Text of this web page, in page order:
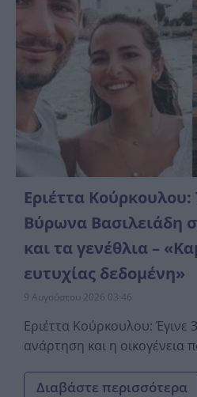
Εριέττα Κούρκουλου:
Βύρωνα Βασιλειάδη
και τα γενέθλια –
ευτυχίας δεδομένη»
9 Αυγούστου 2026 03:46
Εριέττα Κούρκουλου: Έγινε
ανάρτηση και η οικογένεια
Διαβάστε περισσότερα